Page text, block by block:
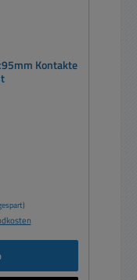
Kontakte